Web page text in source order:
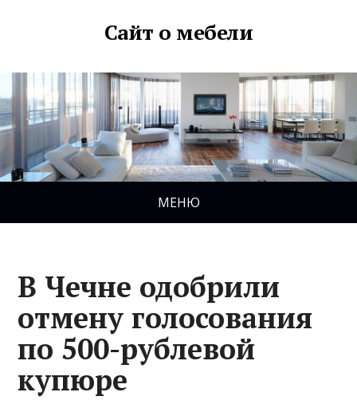
Сайт о мебели
МЕНЮ
В Чечне одобрили
отмену голосования
по 500-рублевой
купюре